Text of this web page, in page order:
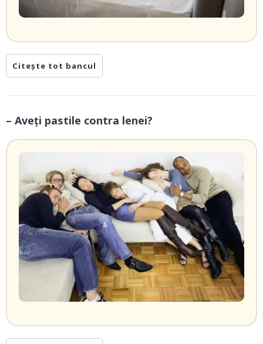
Citește tot bancul
– Aveți pastile contra lenei?